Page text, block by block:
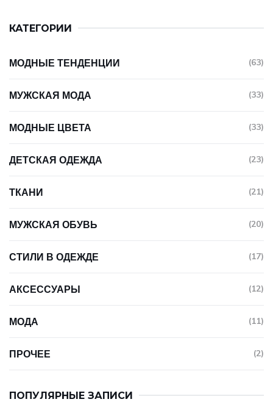
КАТЕГОРИИ
МОДНЫЕ ТЕНДЕНЦИИ (63)
МУЖСКАЯ МОДА (33)
МОДНЫЕ ЦВЕТА (33)
ДЕТСКАЯ ОДЕЖДА (23)
ТКАНИ (21)
МУЖСКАЯ ОБУВЬ (20)
СТИЛИ В ОДЕЖДЕ (17)
АКСЕССУАРЫ (12)
МОДА (11)
ПРОЧЕЕ (2)
ПОПУЛЯРНЫЕ ЗАПИСИ